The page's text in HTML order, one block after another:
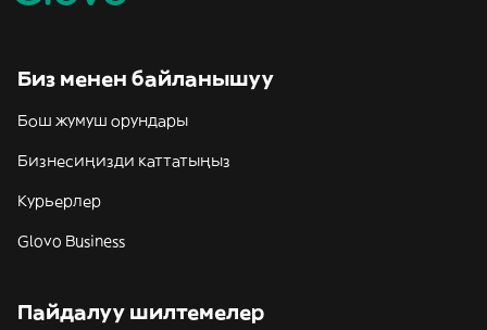
Биз менен байланышуу
Бош жумуш орундары
Бизнесиңизди каттатыңыз
Курьерлер
Glovo Business
Пайдалуу шилтемелер